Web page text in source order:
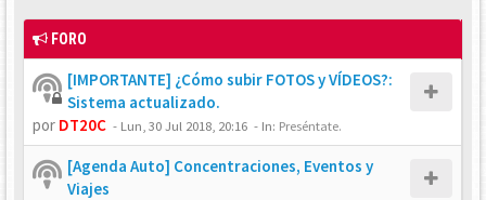
FORO
[IMPORTANTE] ¿Cómo subir FOTOS y VÍDEOS?:
Sistema actualizado.
por DT20C - Lun, 30 Jul 2018, 20:16 - In: Preséntate.
[Agenda Auto] Concentraciones, Eventos y
Viajes